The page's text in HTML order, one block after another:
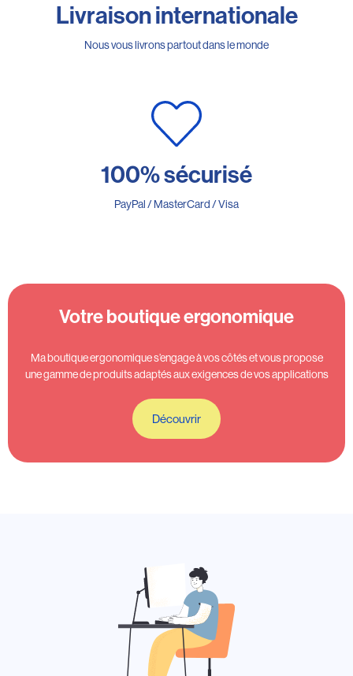
Livraison internationale
Nous vous livrons partout dans le monde
100% sécurisé
PayPal / MasterCard / Visa
Votre boutique ergonomique
Ma boutique ergonomique s’engage à vos côtés et vous propose
une gamme de produits adaptés aux exigences de vos applications
Découvrir